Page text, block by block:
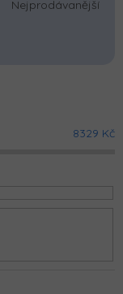
Nejprodávanější
8329 Kč